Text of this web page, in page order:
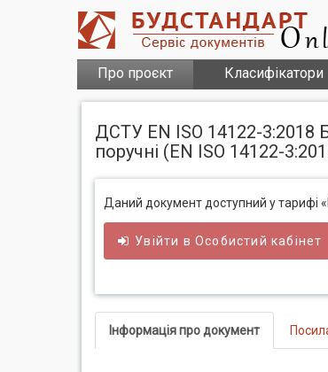
Про проєкт Класифікатори
ДСТУ EN ISO 14122-3:2018
поручні (EN ISO 14122-
Даний документ доступний у
Увійти вОсобистий кабінет
Інформація про документ